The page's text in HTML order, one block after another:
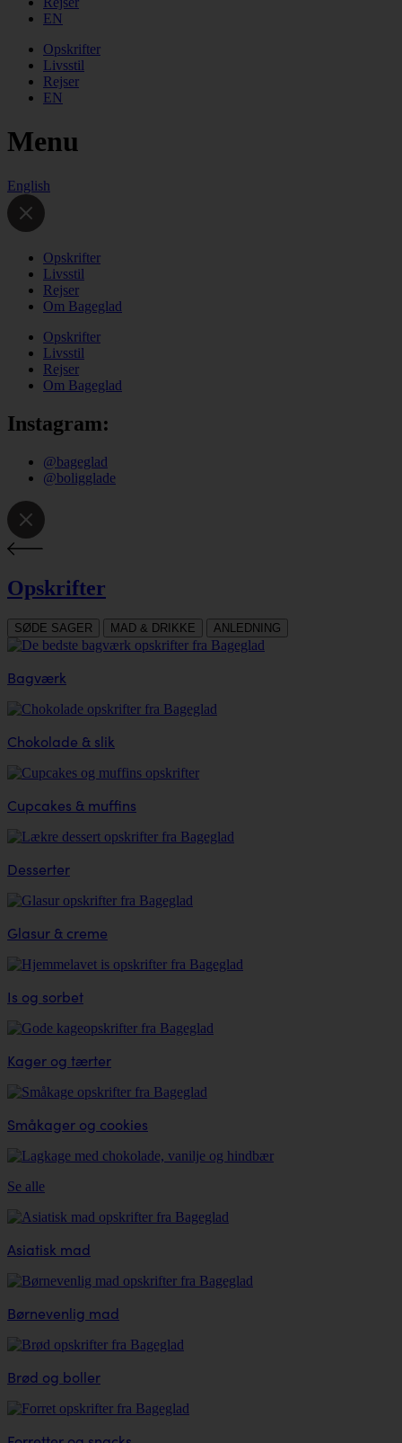
EN
Opskrifter
Livsstil
Rejser
EN
Menu
English
Opskrifter
Livsstil
Rejser
Om Bageglad
Opskrifter
Livsstil
Rejser
Om Bageglad
Instagram:
@bageglad
@boligglade
Opskrifter
SØDE SAGER MAD & DRIKKE ANLEDNING
Bagværk
Chokolade & slik
Cupcakes & muffins
Desserter
Glasur & creme
Is og sorbet
Kager og tærter
Småkager og cookies
Se alle
Asiatisk mad
Børnevenlig mad
Brød og boller